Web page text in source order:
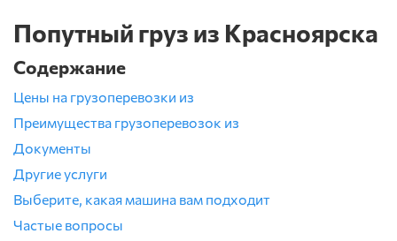
Попутный груз из Красноярска
Содержание
Цены на грузоперевозки из
Преимущества грузоперевозок из
Документы
Другие услуги
Выберите, какая машина вам подходит
Частые вопросы